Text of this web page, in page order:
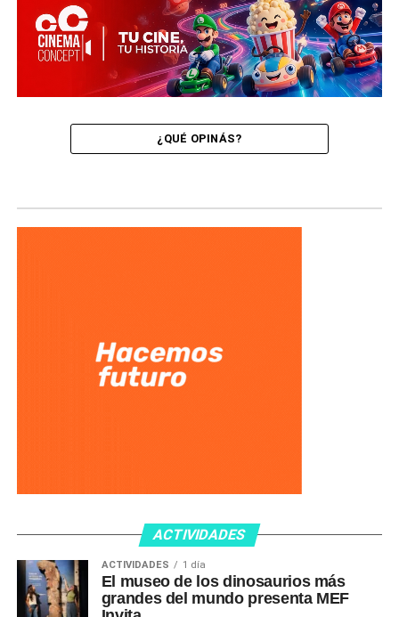
¿QUÉ OPINÁS?
ACTIVIDADES
ACTIVIDADES 1 día
El museo de los dinosaurios más
grandes del mundo presenta MEF